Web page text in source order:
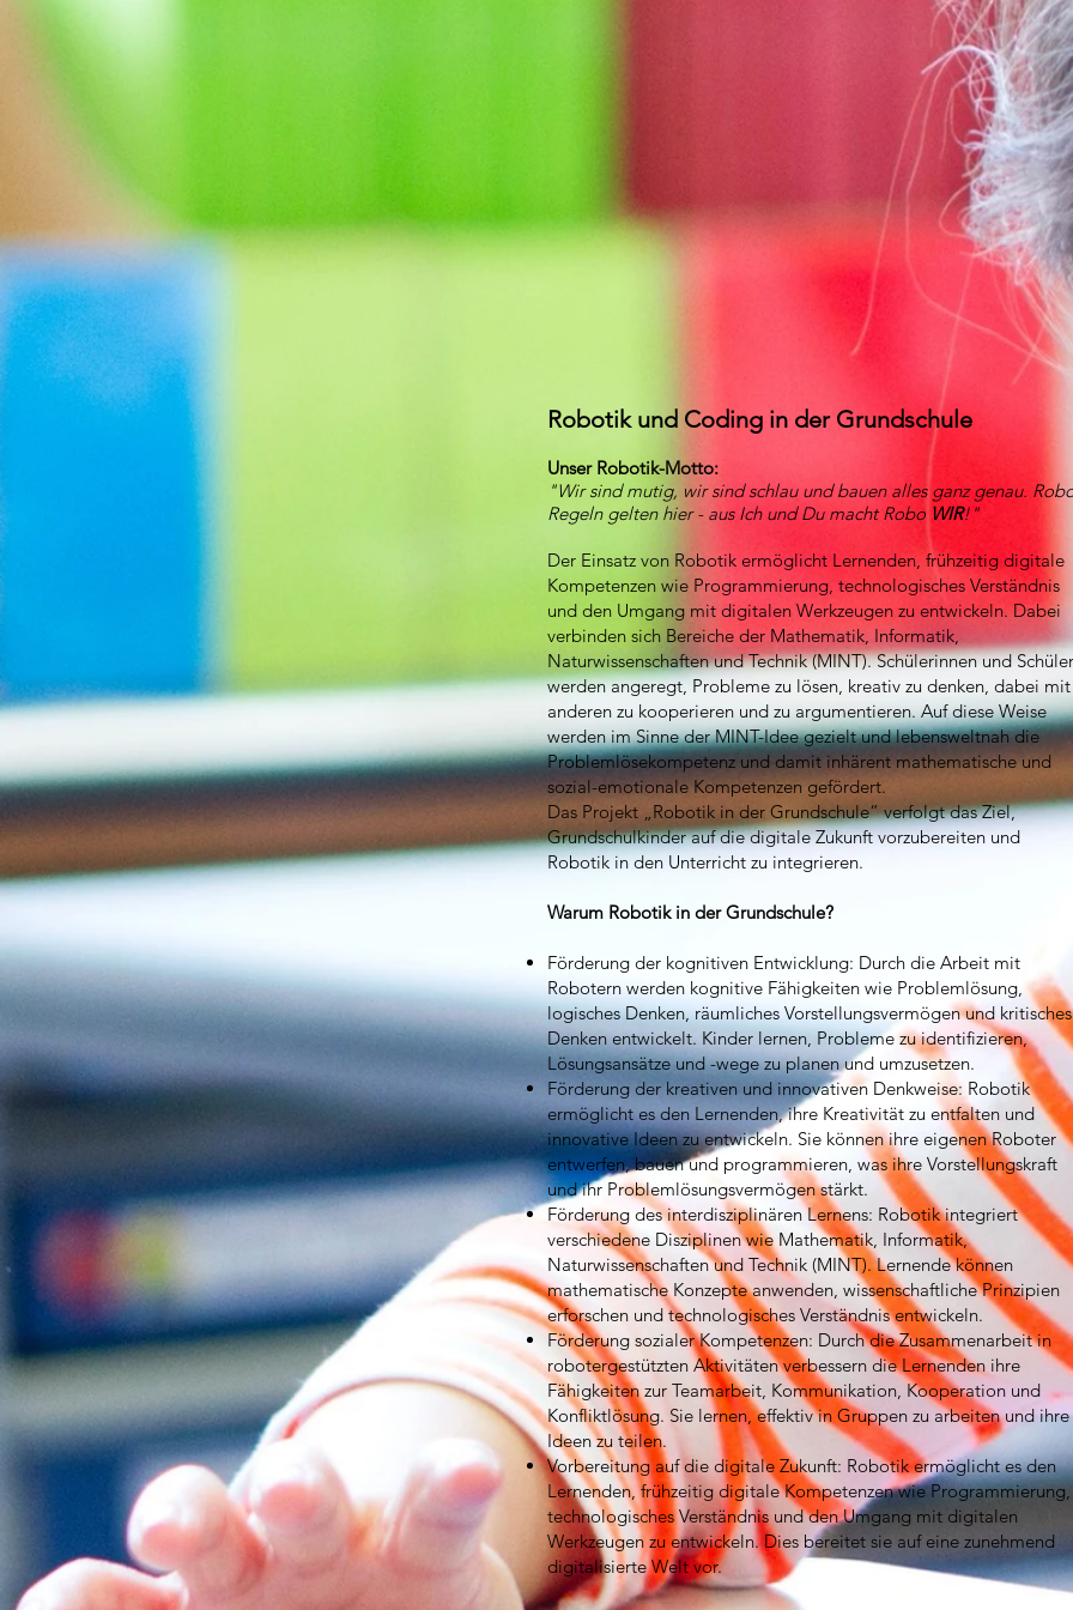
Robotik und Coding in der Grundschule
Unser Robotik-Motto:
"Wir sind mutig, wir sind schlau und bauen alles ganz genau.
Regeln gelten hier - aus Ich und Du macht Robo WIR!"
Der Einsatz von Robotik ermöglicht Lernenden, frühzeitig digitale
Kompetenzen wie Programmierung, technologisches Verständnis
und den Umgang mit digitalen Werkzeugen zu entwickeln. Dabei
verbinden sich Bereiche der Mathematik, Informatik,
Naturwissenschaften und Technik (MINT). Schülerinnen und Schüler
werden angeregt, Probleme zu lösen, kreativ zu denken, dabei mit
anderen zu kooperieren und zu argumentieren. Auf diese Weise
werden im Sinne der MINT-Idee gezielt und lebensweltnah die
Problemlösekompetenz und damit inhärent mathematische und
sozial-emotionale Kompetenzen gefördert.
Das Projekt „Robotik in der Grundschule“ verfolgt das Ziel,
Grundschulkinder auf die digitale Zukunft vorzubereiten und
Robotik in den Unterricht zu integrieren.
Warum Robotik in der Grundschule?
Förderung der kognitiven Entwicklung: Durch die Arbeit mit
Robotern werden kognitive Fähigkeiten wie Problemlösung,
logisches Denken, räumliches Vorstellungsvermögen und kritisches
Denken entwickelt. Kinder lernen, Probleme zu identifizieren,
Lösungsansätze und -wege zu planen und umzusetzen.
Förderung der kreativen und innovativen Denkweise: Robotik
ermöglicht es den Lernenden, ihre Kreativität zu entfalten und
innovative Ideen zu entwickeln. Sie können ihre eigenen Roboter
entwerfen, bauen und programmieren, was ihre Vorstellungskraft
und ihr Problemlösungsvermögen stärkt.
Förderung des interdisziplinären Lernens: Robotik integriert
verschiedene Disziplinen wie Mathematik, Informatik,
Naturwissenschaften und Technik (MINT). Lernende können
mathematische Konzepte anwenden, wissenschaftliche Prinzipien
erforschen und technologisches Verständnis entwickeln.
Förderung sozialer Kompetenzen: Durch die Zusammenarbeit in
robotergestützten Aktivitäten verbessern die Lernenden ihre
Fähigkeiten zur Teamarbeit, Kommunikation, Kooperation und
Konfliktlösung. Sie lernen, effektiv in Gruppen zu arbeiten und ihre
Ideen zu teilen.
Vorbereitung auf die digitale Zukunft: Robotik ermöglicht es den
Lernenden, frühzeitig digitale Kompetenzen wie Programmierung,
technologisches Verständnis und den Umgang mit digitalen
Werkzeugen zu entwickeln. Dies bereitet sie auf eine zunehmend
digitalisierte Welt vor.